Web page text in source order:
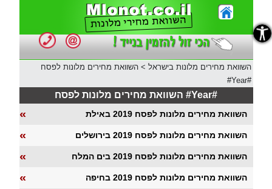
השוואת מחירים מלונות בישראל > השוואת מחירים מלונות לפסח
#Year#
השוואת מחירים מלונות לפסח #Year#
« השוואת מחירים מלונות לפסח 2019 באילת
« השוואת מחירים מלונות לפסח 2019 בירושלים
« השוואת מחירים מלונות לפסח 2019 בים המלח
« השוואת מחירים מלונות לפסח 2019 בחיפה
נגישות